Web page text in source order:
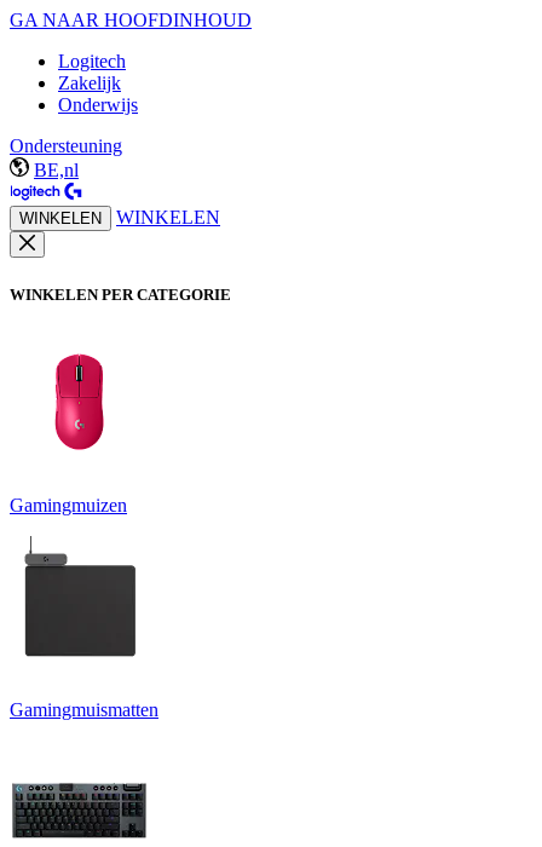
GA NAAR HOOFDINHOUD
Logitech
Zakelijk
Onderwijs
Ondersteuning
BE,nl
WINKELEN WINKELEN
WINKELEN PER CATEGORIE
Gamingmuizen
Gamingmuismatten